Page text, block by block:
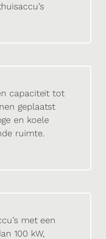
capaciteit tot
geplaatst
en koele
ruimte.
met een
100 kW,